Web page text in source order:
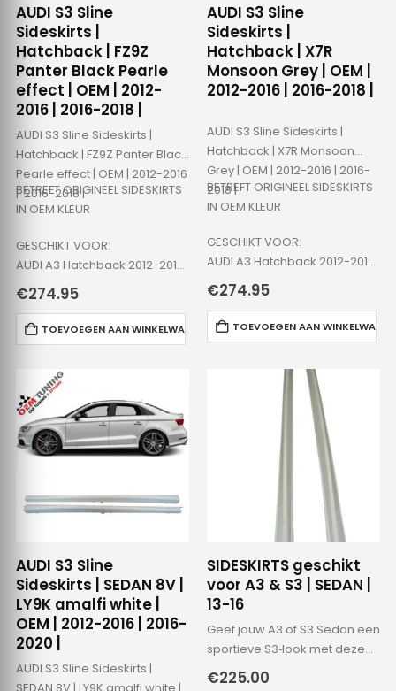
AUDI S3 Sline
Sideskirts |
Hatchback | FZ9Z
Panter Black Pearle
effect | OEM | 2012-
2016 | 2016-2018 |
AUDI S3 Sline Sideskirts |
Hatchback | FZ9Z Panter Black
Pearle effect | OEM | 2012-2016
| 2016-2018 |
BETREFT ORIGINEEL SIDESKIRTS
IN OEM KLEUR
GESCHIKT VOOR:
AUDI A3 Hatchback 2012-2016
AUDI S3 Hatchback…
€274.95
TOEVOEGEN AAN WINKELWAGEN
AUDI S3 Sline
Sideskirts |
Hatchback | X7R
Monsoon Grey | OEM |
2012-2016 | 2016-2018 |
AUDI S3 Sline Sideskirts |
Hatchback | X7R Monsoon
Grey | OEM | 2012-2016 | 2016-
2018 |
BETREFT ORIGINEEL SIDESKIRTS
IN OEM KLEUR
GESCHIKT VOOR:
AUDI A3 Hatchback 2012-2016
AUDI S3 Hatchback 2013-2016
AUDI A3…
€274.95
TOEVOEGEN AAN
AUDI S3 Sline
Sideskirts | SEDAN 8V |
LY9K amalfi white |
OEM | 2012-2016 | 2016-
2020 |
AUDI S3 Sline Sideskirts |
SEDAN 8V | LY9K amalfi white |
SIDESKIRTS geschikt
voor A3 & S3 | SEDAN |
13-16
Geef jouw A3 of S3 Sedan een
sportieve S3‑look met deze
hoogwaardige S3‑style
sideskirts. De skirts worden
€225.00